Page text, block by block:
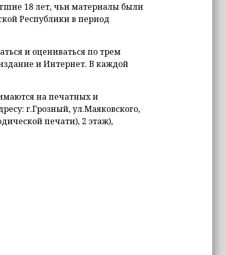
18 лет, чьи материалы были
Республики в период
и оцениваться по трем
и Интернет. В каждой
на печатных и
г.Грозный, ул.Маяковского,
печати), 2 этаж),